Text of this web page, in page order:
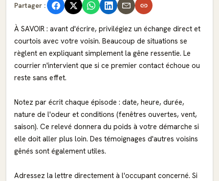
Partager :
À SAVOIR : avant d'écrire, privilégiez un échange direct et
courtois avec votre voisin. Beaucoup de situations se
règlent en expliquant simplement la gêne ressentie. Le
courrier n'intervient que si ce premier contact échoue ou
reste sans effet.
Notez par écrit chaque épisode : date, heure, durée,
nature de l'odeur et conditions (fenêtres ouvertes, vent,
saison). Ce relevé donnera du poids à votre démarche si
elle doit aller plus loin. Des témoignages d'autres voisins
gênés sont également utiles.
Adressez la lettre directement à l'occupant concerné. Si